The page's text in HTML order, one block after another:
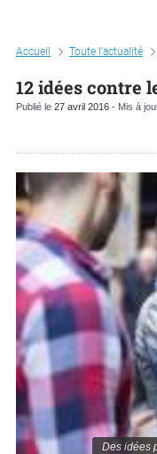
Accueil Toute l'actualité
12 idées contre
Publié le 27 avril 2016 - Mis à
Des idées